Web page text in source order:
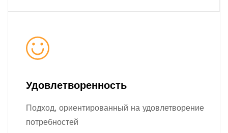
Удовлетворенность
Подход, ориентированный на удовлетворение
потребностей